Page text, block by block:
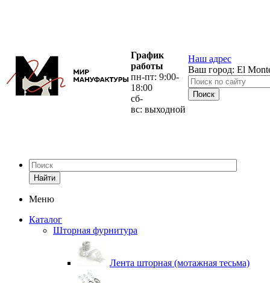
График
работы
пн-пт: 9:00-
18:00
сб-
вс: выходной
Наш адрес
Ваш город: El
Найти
Меню
Каталог
Шторная фурнитура
Лента шторная (мотажная тесьма)